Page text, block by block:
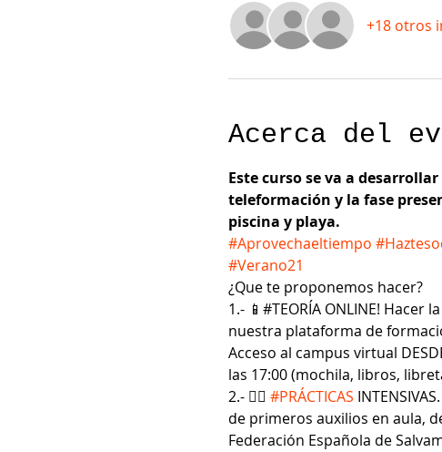
+18 otros
Acerca del
Este curso se va a
teleformación y la fase
piscina y playa.
#Aprovechaeltiempo
#Verano21
¿Que te proponemos hacer?
1.- 📱#TEORÍA ONLINE!
nuestra plataforma de
Acceso al campus virtual
las 17:00 (mochila, libros,
2.- 🏊‍♂ #PRÁCTICAS
de primeros auxilios en aula,
Federación Española de